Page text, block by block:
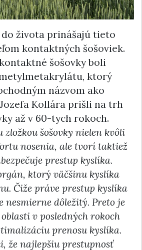
života prinášajú tieto
kontaktných šošoviek.
šošovky boli
ktorý
názvom ako
Kollára prišli na trh
až v 60-tych rokoch.
zložkou šošovky nielen kvôli
nosenia, ale tvorí taktiež
prestup kyslíka.
ktorý väčšinu kyslíka
Čiže práve prestup kyslíka
nesmierne dôležitý. Preto je
v posledných rokoch
prenosu kyslíka.
že najlepšiu prestupnosť